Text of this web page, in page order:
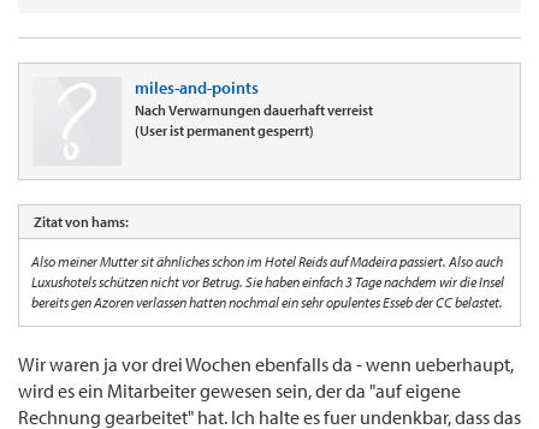
miles-and-points
Nach Verwarnungen dauerhaft verreist
(User ist permanent gesperrt)
Zitat von hams:
Also meiner Mutter sit ähnliches schon im Hotel Reids auf Madeira passiert. Also auch
Luxushotels schützen nicht vor Betrug. Sie haben einfach 3 Tage nachdem wir die Insel
bereits gen Azoren verlassen hatten nochmal ein sehr opulentes Esseb der CC belastet.
Wir waren ja vor drei Wochen ebenfalls da - wenn ueberhaupt,
wird es ein Mitarbeiter gewesen sein, der da "auf eigene
Rechnung gearbeitet" hat. Ich halte es fuer undenkbar, dass das